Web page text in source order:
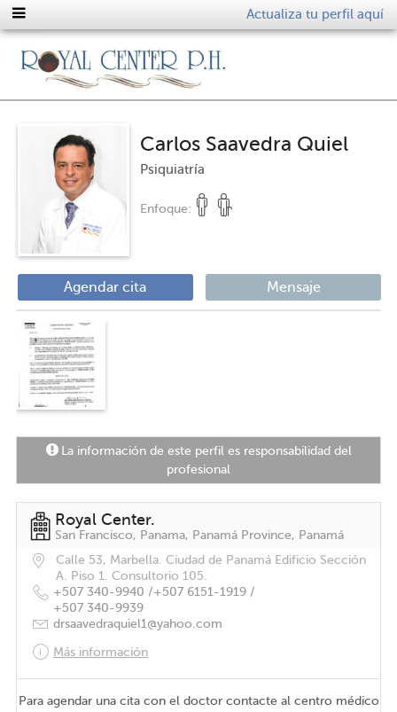
Actualiza tu perfil aquí
Carlos Saavedra Quiel
Psiquiatría
Enfoque:
Agendar cita Mensaje
La información de este perfil es responsabilidad del
profesional
Royal Center.
San Francisco, Panama, Panamá Province, Panamá
Calle 53, Marbella. Ciudad de Panamá Edificio Sección
A. Piso 1. Consultorio 105.
+507 340-9940 /+507 6151-1919 /
+507 340-9939
drsaavedraquiel1@yahoo.com
Más información
Para agendar una cita con el doctor contacte al centro médico